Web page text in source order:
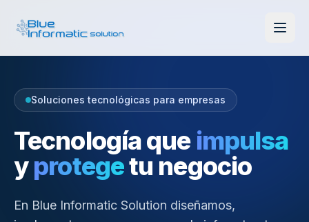
Soluciones tecnológicas para empresas
Tecnología que impulsa
yprotegetu negocio
En Blue Informatic Solution diseñamos,